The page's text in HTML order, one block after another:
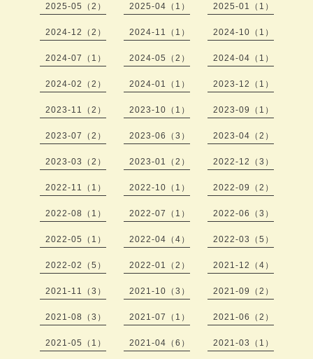
2025-05（2） 2025-04（1） 2025-01（1）
2024-12（2） 2024-11（1） 2024-10（1）
2024-07（1） 2024-05（2） 2024-04（1）
2024-02（2） 2024-01（1） 2023-12（1）
2023-11（2） 2023-10（1） 2023-09（1）
2023-07（2） 2023-06（3） 2023-04（2）
2023-03（2） 2023-01（2） 2022-12（3）
2022-11（1） 2022-10（1） 2022-09（2）
2022-08（1） 2022-07（1） 2022-06（3）
2022-05（1） 2022-04（4） 2022-03（5）
2022-02（5） 2022-01（2） 2021-12（4）
2021-11（3） 2021-10（3） 2021-09（2）
2021-08（3） 2021-07（1） 2021-06（2）
2021-05（1） 2021-04（6） 2021-03（1）